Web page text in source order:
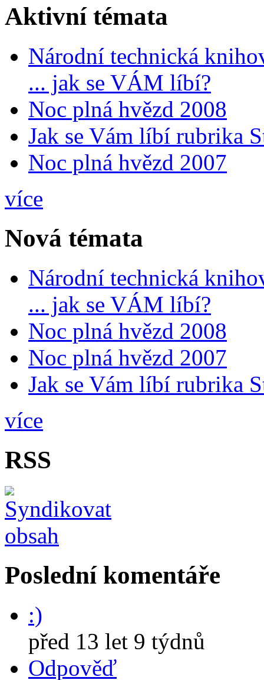
Aktivní témata
Národní technická
... jak se VÁM líbí?
Noc plná hvězd 2008
Jak se Vám líbí rubrika
Noc plná hvězd 2007
více
Nová témata
Národní technická
... jak se VÁM líbí?
Noc plná hvězd 2008
Noc plná hvězd 2007
Jak se Vám líbí rubrika
více
RSS
Poslední komentáře
:)
před 13 let 9 týdnů
Odpověď